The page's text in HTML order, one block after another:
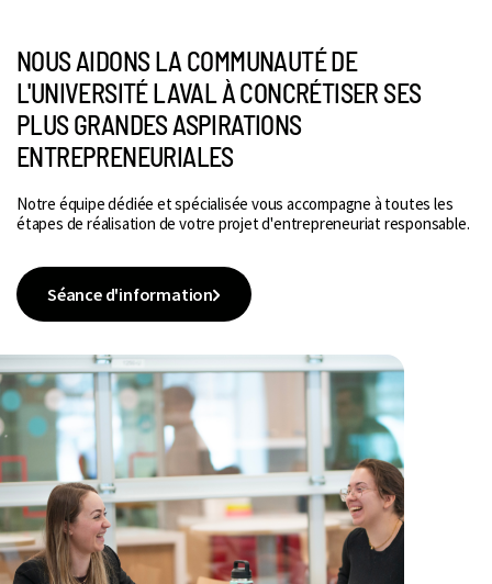
NOUS AIDONS LA COMMUNAUTÉ DE
L'UNIVERSITÉ LAVAL À CONCRÉTISER SES
PLUS GRANDES ASPIRATIONS
ENTREPRENEURIALES
Notre équipe dédiée et spécialisée vous accompagne à toutes les
étapes de réalisation de votre projet d'entrepreneuriat responsable.
Séance d'information